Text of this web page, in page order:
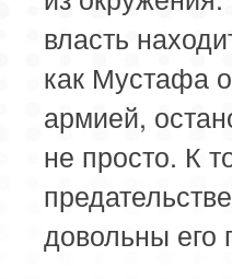
власть
как Мустафа
армией,
не просто. К
довольны его